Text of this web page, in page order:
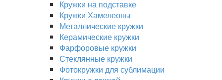
Кружки на подставке
Кружки Хамелеоны
Металлические кружки
Керамические кружки
Фарфоровые кружки
Стеклянные кружки
Фотокружки для сублимации